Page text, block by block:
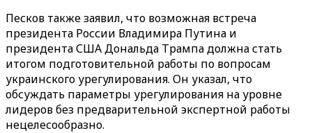
Песков также заявил, что возможная встреча
президента России Владимира Путина и
президента США Дональда Трампа должна стать
итогом подготовительной работы по вопросам
украинского урегулирования. Он указал, что
обсуждать параметры урегулирования на уровне
лидеров без предварительной экспертной работы
нецелесообразно.